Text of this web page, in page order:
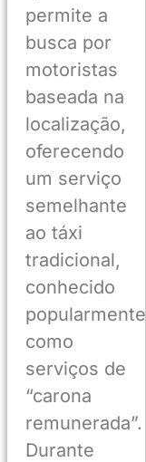
permite a
busca por
motoristas
baseada na
localização,
oferecendo
um serviço
semelhante
ao táxi
tradicional,
conhecido
popularmente
como
serviços de
“carona
remunerada”.
Durante